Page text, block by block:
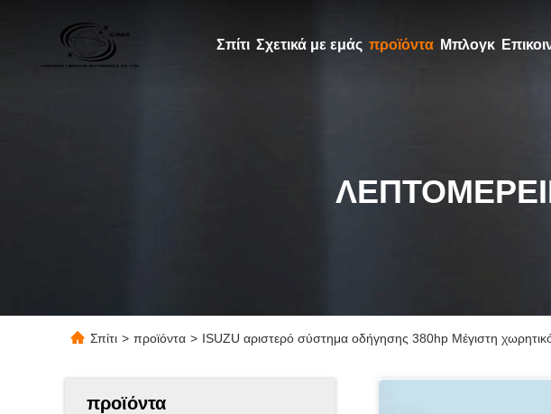
Σπίτι Σχετικά με εμάς προϊόντα Μπλογκ
Σπίτι > προϊόντα > ISUZU αριστερό σύστημα οδήγησης 380hp Μέγιστη
προϊόντα